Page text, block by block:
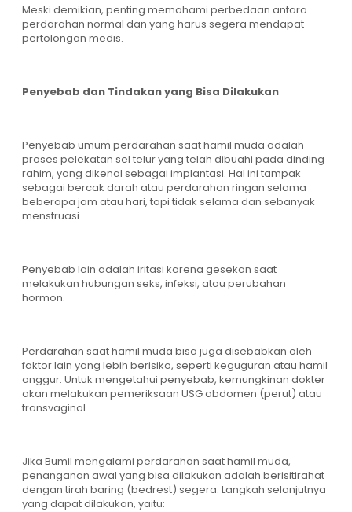
Meski demikian, penting memahami perbedaan antara
perdarahan normal dan yang harus segera mendapat
pertolongan medis.
Penyebab dan Tindakan yang Bisa Dilakukan
Penyebab umum perdarahan saat hamil muda adalah
proses pelekatan sel telur yang telah dibuahi pada dinding
rahim, yang dikenal sebagai implantasi. Hal ini tampak
sebagai bercak darah atau perdarahan ringan selama
beberapa jam atau hari, tapi tidak selama dan sebanyak
menstruasi.
Penyebab lain adalah iritasi karena gesekan saat
melakukan hubungan seks, infeksi, atau perubahan
hormon.
Perdarahan saat hamil muda bisa juga disebabkan oleh
faktor lain yang lebih berisiko, seperti keguguran atau hamil
anggur. Untuk mengetahui penyebab, kemungkinan dokter
akan melakukan pemeriksaan USG abdomen (perut) atau
transvaginal.
Jika Bumil mengalami perdarahan saat hamil muda,
penanganan awal yang bisa dilakukan adalah berisitirahat
dengan tirah baring (bedrest) segera. Langkah selanjutnya
yang dapat dilakukan, yaitu: